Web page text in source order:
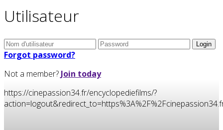
Utilisateur
Forgot password?
Not a member? Join today
https://cinepassion34.fr/encyclopediefilms/?